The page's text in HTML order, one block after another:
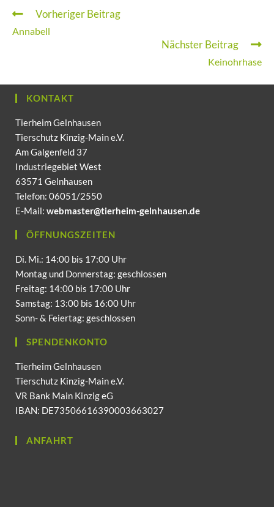
Vorheriger Beitrag
Annabell
Nächster Beitrag
Keinohrhase
KONTAKT
Tierheim Gelnhausen
Tierschutz Kinzig-Main e.V.
Am Galgenfeld 37
Industriegebiet West
63571 Gelnhausen
Telefon: 06051/2550
E-Mail: webmaster@tierheim-gelnhausen.de
ÖFFNUNGSZEITEN
Di. Mi.: 14:00 bis 17:00 Uhr
Montag und Donnerstag: geschlossen
Freitag: 14:00 bis 17:00 Uhr
Samstag: 13:00 bis 16:00 Uhr
Sonn- & Feiertag: geschlossen
SPENDENKONTO
Tierheim Gelnhausen
Tierschutz Kinzig-Main e.V.
VR Bank Main Kinzig eG
IBAN: DE73506616390003663027
ANFAHRT